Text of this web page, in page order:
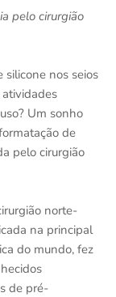
pelo cirurgião
nos seios
Um sonho
de
pelo cirurgião
norte-
na principal
do mundo, fez
de pré-